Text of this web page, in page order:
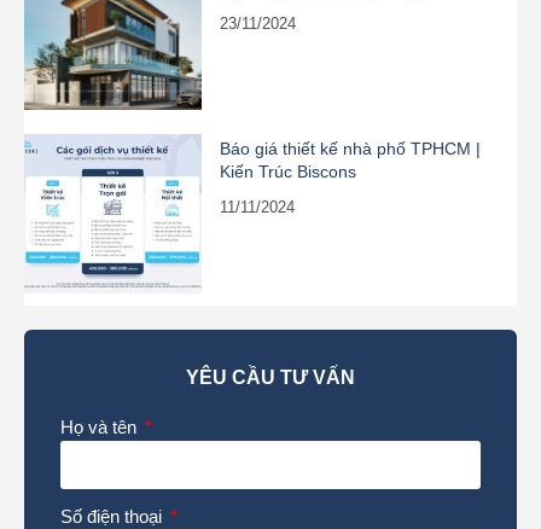
23/11/2024
Báo giá thiết kế nhà phố TPHCM |
Kiến Trúc Biscons
11/11/2024
YÊU CẦU TƯ VẤN
Họ và tên
Số điện thoại